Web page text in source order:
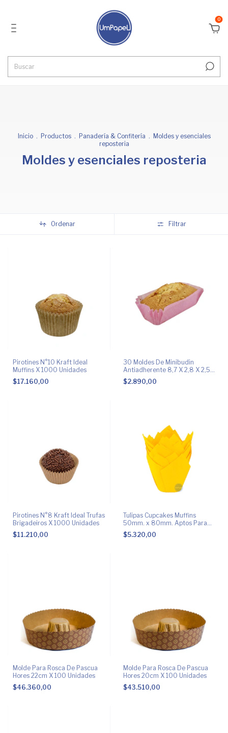
0
Inicio . Productos . Panadería & Confitería . Moldes y esenciales
reposteria
Moldes y esenciales reposteria
Ordenar Filtrar
Pirotines N°10 Kraft Ideal
Muffins X 1000 Unidades
$17.160,00
30 Moldes De Minibudin
Antiadherente 8,7 X 2,8 X 2,5
Cm
$2.890,00
Pirotines N°8 Kraft Ideal Trufas
Brigadeiros X 1000 Unidades
$11.210,00
Tulipas Cupcakes Muffins
50mm. x 80mm. Aptos Para
Hornear
$5.320,00
Molde Para Rosca De Pascua
Hores 22cm X 100 Unidades
$46.360,00
Molde Para Rosca De Pascua
Hores 20cm X 100 Unidades
$43.510,00